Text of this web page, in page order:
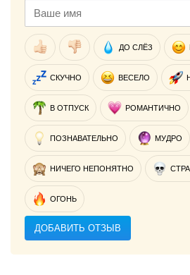
ДО СЛЁЗ
СКУЧНО ВЕСЕЛО
В ОТПУСК РОМАНТИЧНО
ПОЗНАВАТЕЛЬНО МУДРО
НИЧЕГО НЕПОНЯТНО
ОГОНЬ
ДОБАВИТЬ ОТЗЫВ